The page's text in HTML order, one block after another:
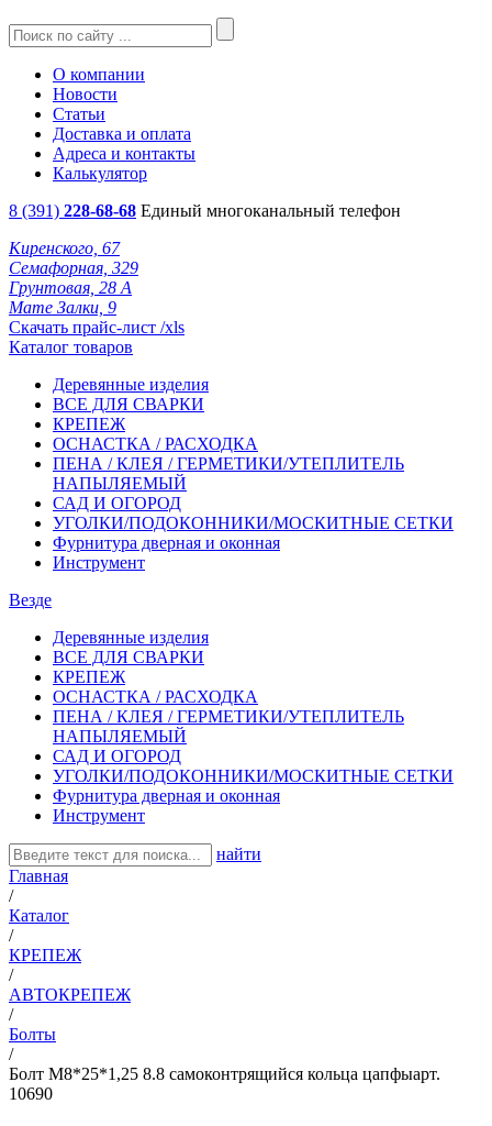
О компании
Новости
Статьи
Доставка и оплата
Адреса и контакты
Калькулятор
8 (391) 228-68-68 Единый многоканальный телефон
Киренского, 67
Семафорная, 329
Грунтовая, 28 А
Мате Залки, 9
Скачать прайс-лист /xls
Каталог товаров
Деревянные изделия
ВСЕ ДЛЯ СВАРКИ
КРЕПЕЖ
ОСНАСТКА / РАСХОДКА
ПЕНА / КЛЕЯ / ГЕРМЕТИКИ/УТЕПЛИТЕЛЬ
НАПЫЛЯЕМЫЙ
САД И ОГОРОД
УГОЛКИ/ПОДОКОННИКИ/МОСКИТНЫЕ СЕТКИ
Фурнитура дверная и оконная
Инструмент
Везде
Деревянные изделия
ВСЕ ДЛЯ СВАРКИ
КРЕПЕЖ
ОСНАСТКА / РАСХОДКА
ПЕНА / КЛЕЯ / ГЕРМЕТИКИ/УТЕПЛИТЕЛЬ
НАПЫЛЯЕМЫЙ
САД И ОГОРОД
УГОЛКИ/ПОДОКОННИКИ/МОСКИТНЫЕ СЕТКИ
Фурнитура дверная и оконная
Инструмент
найти
Главная
/
Каталог
/
КРЕПЕЖ
/
АВТОКРЕПЕЖ
/
Болты
/
Болт М8*25*1,25 8.8 самоконтрящийся кольца цапфыарт.
10690